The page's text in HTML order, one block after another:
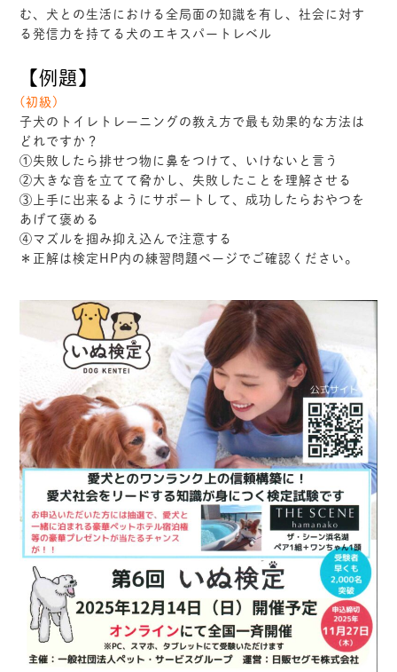
む、犬との生活における全局面の知識を有し、社会に対す
る発信力を持てる犬のエキスパートレベル
【例題】
(初級)
子犬のトイレトレーニングの教え方で最も効果的な方法は
どれですか？
①失敗したら排せつ物に鼻をつけて、いけないと言う
②大きな音を立てて脅かし、失敗したことを理解させる
③上手に出来るようにサポートして、成功したらおやつを
あげて褒める
④マズルを掴み抑え込んで注意する
＊正解は検定HP内の練習問題ページでご確認ください。